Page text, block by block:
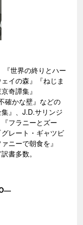
『世界の終りとハー
イの森』『ねじま
奇譚集』
確かな壁』などの
』、J.D.サリンジ
フラニーとズー
レート・ギャツビ
ニーで朝食を』
書多数。